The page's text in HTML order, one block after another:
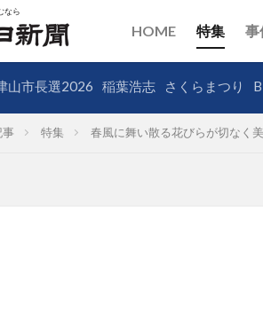
HOME 特集 事
山市長選2026 稲葉浩志 さくらまつり
事 特集 春風に舞い散る花びらが切なく